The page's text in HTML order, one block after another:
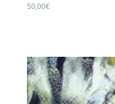
50,00€